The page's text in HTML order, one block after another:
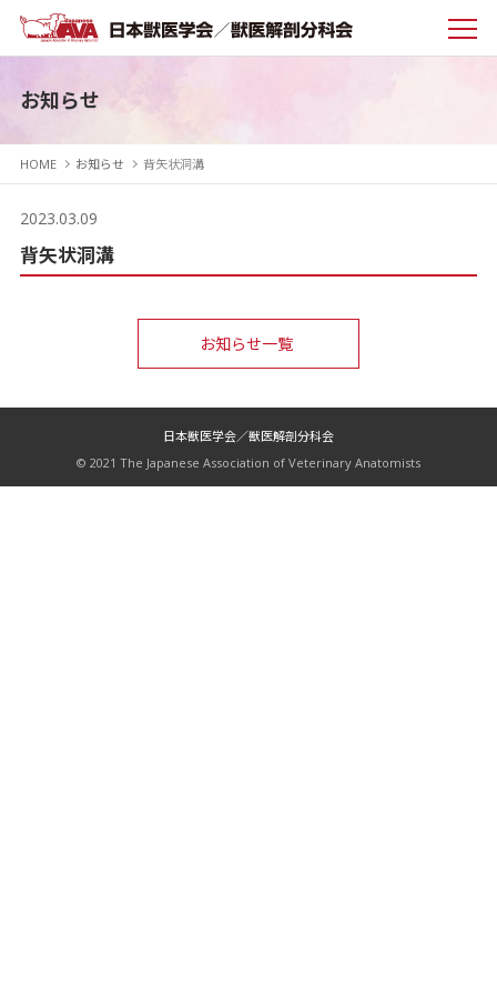
お知らせ
HOME お知らせ 背矢状洞溝
2023.03.09
背矢状洞溝
お知らせ一覧
日本獣医学会／獣医解剖分科会
© 2021 The Japanese Association of Veterinary Anatomists